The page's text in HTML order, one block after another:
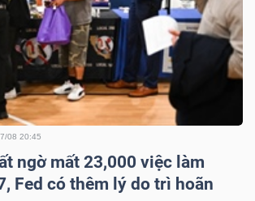
08 20:45
ngờ mất 23,000 việc làm
Fed có thêm lý do trì hoãn